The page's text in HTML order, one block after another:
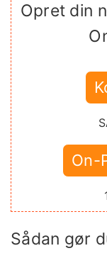
Opret din
On-
Sådan gør